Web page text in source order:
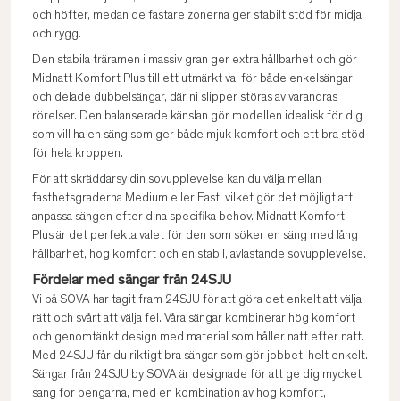
och höfter, medan de fastare zonerna ger stabilt stöd för midja
och rygg.
Den stabila träramen i massiv gran ger extra hållbarhet och gör
Midnatt Komfort Plus till ett utmärkt val för både enkelsängar
och delade dubbelsängar, där ni slipper störas av varandras
rörelser. Den balanserade känslan gör modellen idealisk för dig
som vill ha en säng som ger både mjuk komfort och ett bra stöd
för hela kroppen.
För att skräddarsy din sovupplevelse kan du välja mellan
fasthetsgraderna Medium eller Fast, vilket gör det möjligt att
anpassa sängen efter dina specifika behov. Midnatt Komfort
Plus är det perfekta valet för den som söker en säng med lång
hållbarhet, hög komfort och en stabil, avlastande sovupplevelse.
Fördelar med sängar från 24SJU
Vi på SOVA har tagit fram 24SJU för att göra det enkelt att välja
rätt och svårt att välja fel. Våra sängar kombinerar hög komfort
och genomtänkt design med material som håller natt efter natt.
Med 24SJU får du riktigt bra sängar som gör jobbet, helt enkelt.
Sängar från 24SJU by SOVA är designade för att ge dig mycket
säng för pengarna, med en kombination av hög komfort,